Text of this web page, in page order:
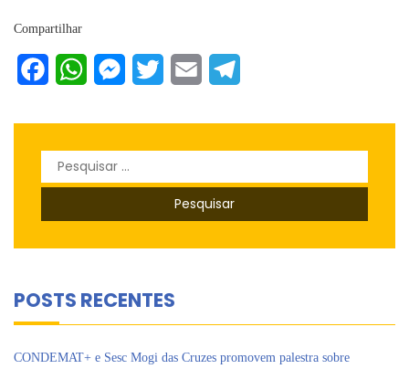
Compartilhar
FacebookWhatsAppMessenger
Twitter Email
Pesquisar
POSTS RECENTES
CONDEMAT+ e Sesc Mogi das Cruzes promovem palestra sobre